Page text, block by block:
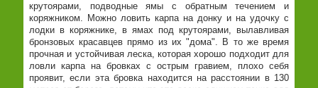
крутоярами, подводные ямы с обратным течением и
коряжником. Можно ловить карпа на донку и на удочку с
лодки в коряжнике, в ямах под крутоярами, вылавливая
бронзовых красавцев прямо из их "дома". В то же время
прочная и устойчивая леска, которая хорошо подходит для
ловли карпа на бровках с острым гравием, плохо себя
проявит, если эта бровка находится на расстоянии в 130